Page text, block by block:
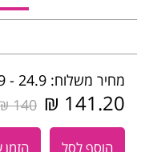
מחיר משלוח: 24.9 - 39.9 ₪
141.20 ₪
140 ₪
הוסף לסל הזמן